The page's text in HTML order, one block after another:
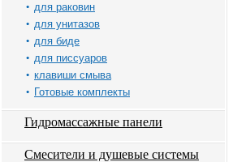
для раковин
для унитазов
для биде
для писсуаров
клавиши смыва
Готовые комплекты
Гидромассажные панели
Смесители и душевые системы